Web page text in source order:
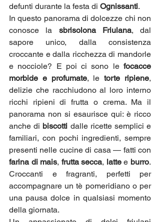
defunti durante la festa di Ognissanti.
In questo panorama di dolcezze chi non
conosce la sbrisolona Friulana, dal
sapore unico, dalla consistenza
croccante e dalla ricchezza di mandorle
e nocciole? E poi ci sono le focacce
morbide e profumate, le torte ripiene,
delizie che racchiudono al loro interno
ricchi ripieni di frutta o crema. Ma il
panorama non si esaurisce qui: è ricco
anche di biscotti dalle ricette semplici e
familiari, con pochi ingredienti, sempre
farina di mais, frutta secca, latte e burro.
Croccanti e fragranti, perfetti per
accompagnare un tè pomeridiano o per
una pausa dolce in qualsiasi momento
della giornata.